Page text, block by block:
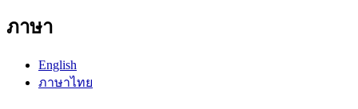
ภาษา
English
ภาษาไทย